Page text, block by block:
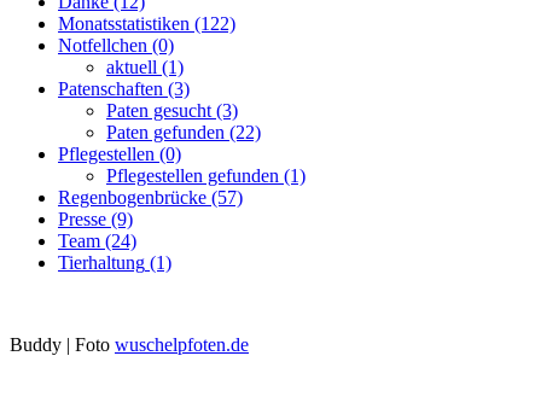
Monatsstatistiken (122)
Notfellchen (0)
aktuell (1)
Patenschaften (3)
Paten gesucht (3)
Paten gefunden (22)
Pflegestellen (0)
Pflegestellen gefunden (1)
Regenbogenbrücke (57)
Presse (9)
Team (24)
Tierhaltung (1)
Buddy | Foto wuschelpfoten.de